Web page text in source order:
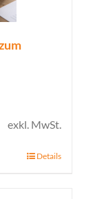
exkl. MwSt.
Details